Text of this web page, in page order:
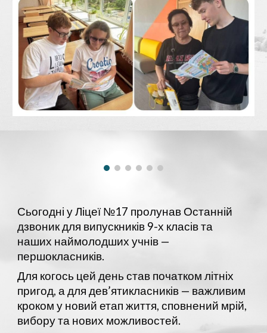
Сьогодні у Ліцеї №17 пролунав Останній
дзвоник для випускників 9-х класів та
наших наймолодших учнів —
першокласників.
Для когось цей день став початком літніх
пригод, а для дев’ятикласників — важливим
кроком у новий етап життя, сповнений мрій,
вибору та нових можливостей.